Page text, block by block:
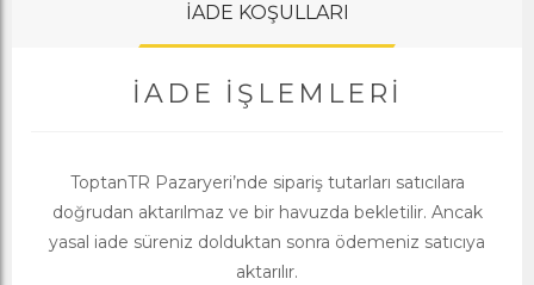
İADE KOŞULLARI
İADE İŞLEMLERI
ToptanTR Pazaryeri’nde sipariş tutarları satıcılara
doğrudan aktarılmaz ve bir havuzda bekletilir. Ancak
yasal iade süreniz dolduktan sonra ödemeniz satıcıya
aktarılır.